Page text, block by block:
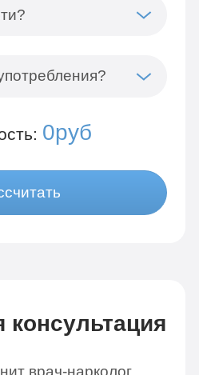
0руб
консультация
врач-нарколог